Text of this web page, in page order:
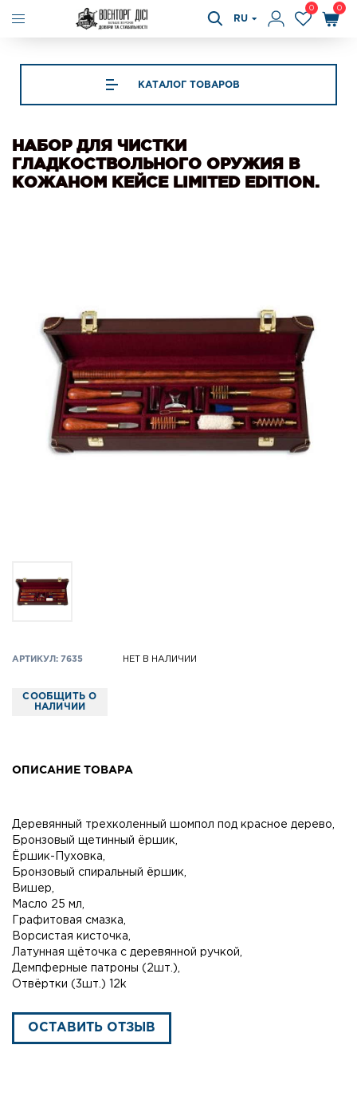
RU
0 0
КАТАЛОГ ТОВАРОВ
НАБОР ДЛЯ ЧИСТКИ
ГЛАДКОСТВОЛЬНОГО ОРУЖИЯ В
КОЖАНОМ КЕЙСЕ LIMITED EDITION.
АРТИКУЛ: 7635 НЕТ В НАЛИЧИИ
СООБЩИТЬ О
НАЛИЧИИ
ОПИСАНИЕ ТОВАРА
Деревянный трехколенный шомпол под красное дерево,
Бронзовый щетинный ёршик,
Ёршик-Пуховка,
Бронзовый спиральный ёршик,
Вишер,
Масло 25 мл,
Графитовaя смазка,
Ворсистая кисточка,
Латунная щёточка с деревянной ручкой,
Демпферные патроны (2шт.),
Отвёртки (3шт.) 12k
ОСТАВИТЬ ОТЗЫВ